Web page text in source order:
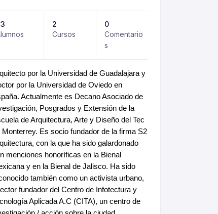
2
Cursos
0
Comentario
s
por la Universidad de Guadalajara y
por la Universidad de Oviedo en
Actualmente es Decano Asociado de
Posgrados y Extensión de la
de Arquitectura, Arte y Diseño del Tec
Monterrey. Es socio fundador de la firma S2
con la que ha sido galardonado
menciones honoríficas en la Bienal
y en la Bienal de Jalisco. Ha sido
también como un activista urbano,
fundador del Centro de Infotectura y
Aplicada A.C (CITA), un centro de